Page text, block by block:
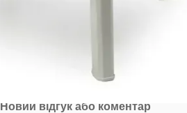
Новий відгук або коментар